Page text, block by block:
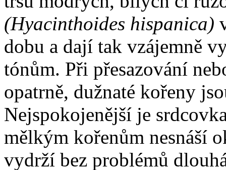
(Hyacinthoides hispanica)
dobu a dají tak vzájemně
tónům. Při přesazování
opatrně, dužnaté kořeny
Nejspokojenější je
mělkým kořenům nesnáší
vydrží bez problémů